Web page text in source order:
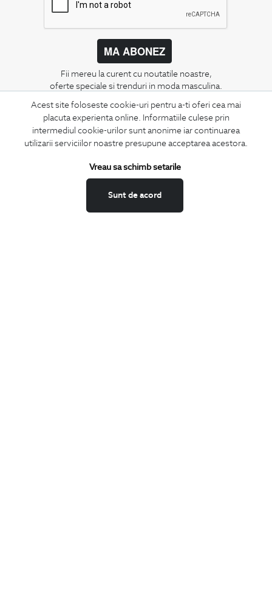
Acest site foloseste cookie-uri pentru a-ti oferi cea mai
placuta experienta online. Informatiile culese prin
intermediul cookie-urilor sunt anonime iar continuarea
utilizarii serviciilor noastre presupune acceptarea acestora.
Sunt de acord
Vreau sa schimb setarile
MA ABONEZ
Fii mereu la curent cu noutatile noastre,
oferte speciale si trenduri in moda masculina.
CONCIERGE
Termeni si conditii
Schimburi si retur
Securitatea datelor
Feedback site
ANPC
SOL